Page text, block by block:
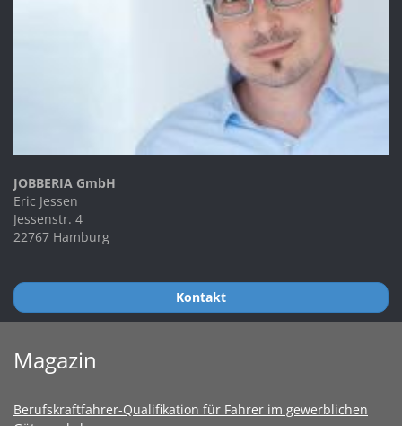
JOBBERIA GmbH
Eric Jessen
Jessenstr. 4
22767 Hamburg
Kontakt
Magazin
Berufskraftfahrer-Qualifikation für Fahrer im gewerblichen